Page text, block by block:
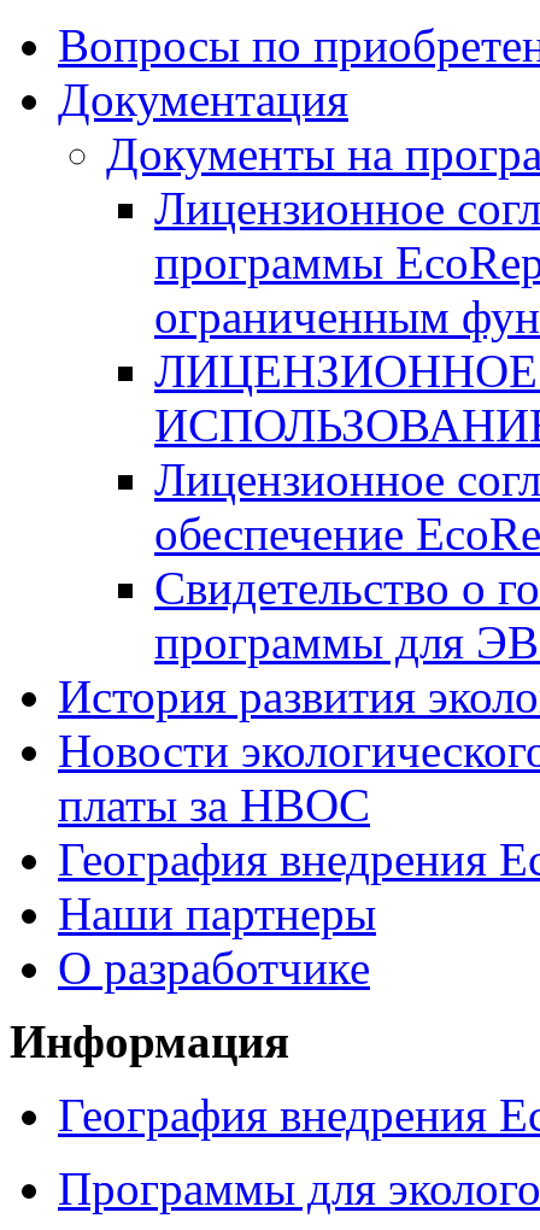
Вопросы по
Документация
Документы на
Лицензионное
программы
ограниченным
Лицензионное
обеспечение
Свидетельство о
программы для
История развития
Новости
платы за НВОС
География внедрения
Наши партнеры
О разработчике
Информация
География внедрения
Программы для